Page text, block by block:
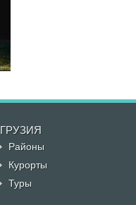
ГРУЗИЯ
Районы
Курорты
Туры